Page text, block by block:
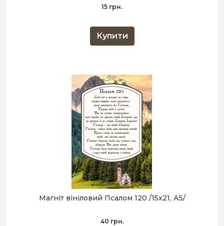
15 грн.
Купити
Магніт вініловий Псалом 120 /15х21, А5/
40 грн.